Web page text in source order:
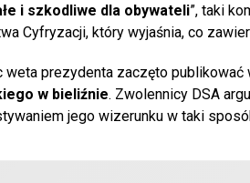
i szkodliwe dla obywateli”, taki
Cyfryzacji, który wyjaśnia, co
weta prezydenta zaczęto publikować
w bieliźnie. Zwolennicy DSA
jego wizerunku w taki